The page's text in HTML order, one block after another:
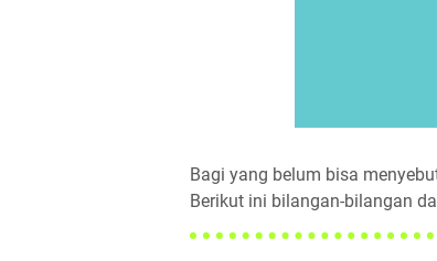
Bagi yang belum bisa
Berikut ini bilangan-bilangan